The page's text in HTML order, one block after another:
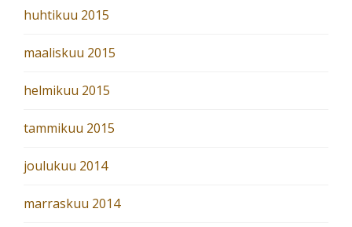
huhtikuu 2015
maaliskuu 2015
helmikuu 2015
tammikuu 2015
joulukuu 2014
marraskuu 2014